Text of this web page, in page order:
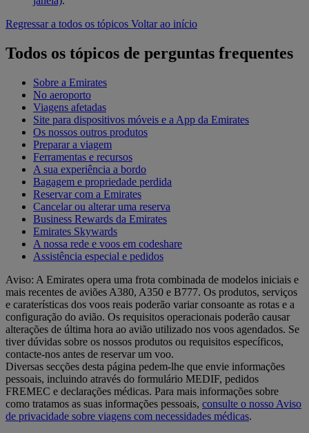
Regressar a todos os tópicos Voltar ao início
Todos os tópicos de perguntas frequentes
Sobre a Emirates
No aeroporto
Viagens afetadas
Site para dispositivos móveis e a App da Emirates
Os nossos outros produtos
Preparar a viagem
Ferramentas e recursos
A sua experiência a bordo
Bagagem e propriedade perdida
Reservar com a Emirates
Cancelar ou alterar uma reserva
Business Rewards da Emirates
Emirates Skywards
A nossa rede e voos em codeshare
Assistência especial e pedidos
Aviso: A Emirates opera uma frota combinada de modelos iniciais e
mais recentes de aviões A380, A350 e B777. Os produtos, serviços
e caraterísticas dos voos reais poderão variar consoante as rotas e a
configuração do avião. Os requisitos operacionais poderão causar
alterações de última hora ao avião utilizado nos voos agendados. Se
tiver dúvidas sobre os nossos produtos ou requisitos específicos,
contacte-nos antes de reservar um voo.
Diversas secções desta página pedem-lhe que envie informações
pessoais, incluindo através do formulário MEDIF, pedidos
FREMEC e declarações médicas. Para mais informações sobre
como tratamos as suas informações pessoais, consulte o nosso Aviso
de privacidade sobre viagens com necessidades médicas.